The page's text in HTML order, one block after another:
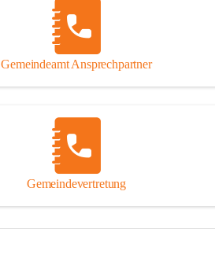
Gemeindeamt Ansprechpartner
Gemeindevertretung